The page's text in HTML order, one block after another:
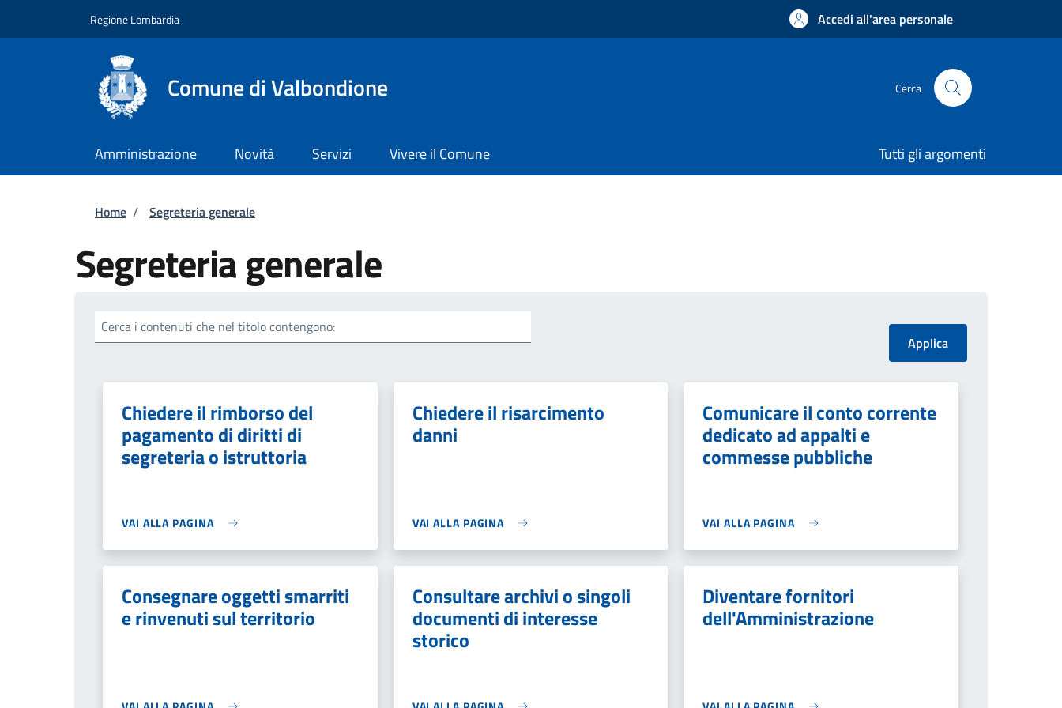
Regione Lombardia Accedi all'area personale
Comune di Valbondione Cerca
Amministrazione Novità Servizi Vivere il Comune Tutti gli argomenti
Briciole di pane
Home / Segreteria generale
Segreteria generale
Cerca i contenuti che nel titolo contengono:
Chiedere il rimborso del
pagamento di diritti di
segreteria o istruttoria
VAI ALLA PAGINA
Chiedere il risarcimento
danni
VAI ALLA PAGINA
Comunicare il conto corrente
dedicato ad appalti e
commesse pubbliche
VAI ALLA PAGINA
Consegnare oggetti smarriti
e rinvenuti sul territorio
Consultare archivi o singoli
documenti di interesse
storico
Diventare fornitori
dell'Amministrazione